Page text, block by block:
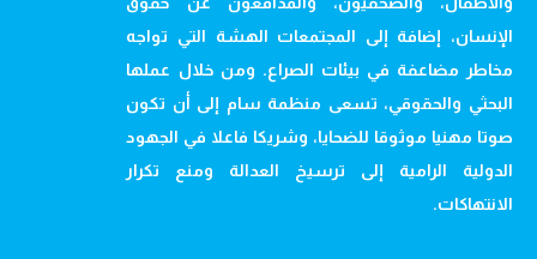
الإنسان، إضافة إلى المجتمعات الهشة التي تواجه
مخاطر مضاعفة في بيئات الصراع. ومن خلال عملها
البحثي والحقوقي، تسعى منظمة سام إلى أن تكون
صوتا مهنيا موثوقا للضحايا، وشريكا فاعلا في الجهود
الدولية الرامية إلى ترسيخ العدالة ومنع تكرار
الانتهاكات.